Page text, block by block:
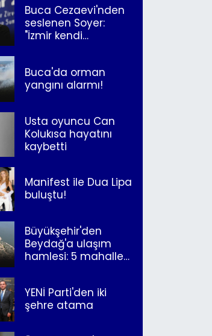
Buca Cezaevi'nden
seslenen Soyer:
"İzmir kendi
Buca'da orman
yangını alarmı!
Usta oyuncu Can
Kolukısa hayatını
kaybetti
Manifest ile Dua Lipa
buluştu!
Büyükşehir'den
Beydağ'a ulaşım
hamlesi: 5 mahalle
YENİ Parti'den iki
şehre atama